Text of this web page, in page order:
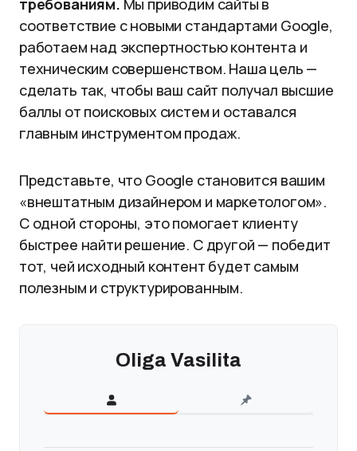
требованиям. Мы приводим сайты в
соответствие с новыми стандартами Google,
работаем над экспертностью контента и
техническим совершенством. Наша цель —
сделать так, чтобы ваш сайт получал высшие
баллы от поисковых систем и оставался
главным инструментом продаж.
Представьте, что Google становится вашим
«внештатным дизайнером и маркетологом».
С одной стороны, это помогает клиенту
быстрее найти решение. С другой — победит
тот, чей исходный контент будет самым
полезным и структурированным.
Oliga Vasilita